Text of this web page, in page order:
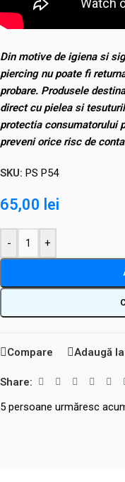
Din motive de igiena si
piercing nu poate fi
probare. Produsele
direct cu pielea si
protectia consumatorului
preveni orice risc de
SKU: PS P54
65,00 lei
- +
Compare Adaugă
Share:
5 persoane urmăresc